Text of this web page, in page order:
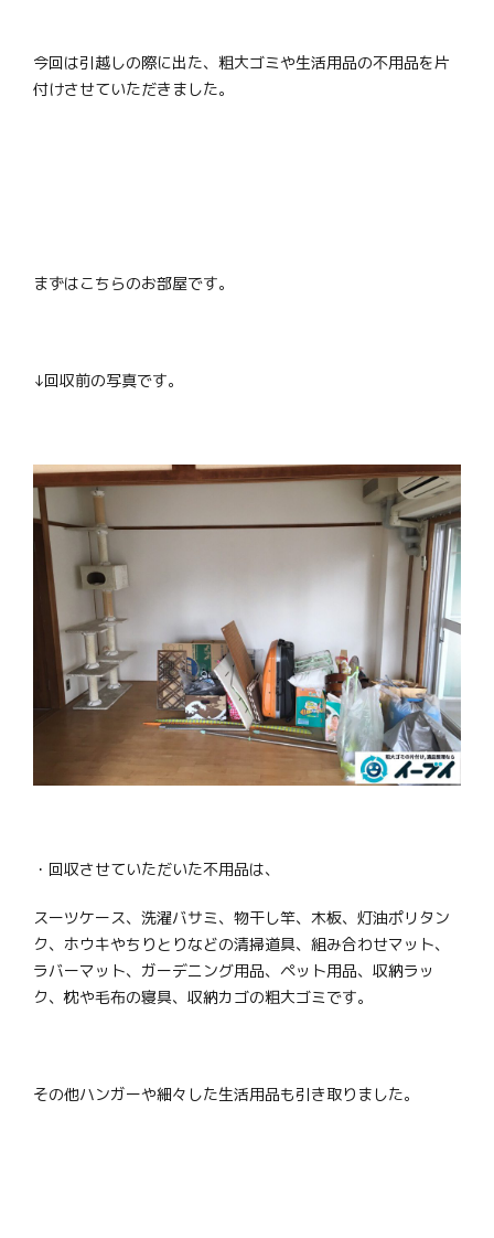
今回は引越しの際に出た、粗大ゴミや生活用品の不用品を片
付けさせていただきました。
まずはこちらのお部屋です。
↓回収前の写真です。
・回収させていただいた不用品は、
スーツケース、洗濯バサミ、物干し竿、木板、灯油ポリタン
ク、ホウキやちりとりなどの清掃道具、組み合わせマット、
ラバーマット、ガーデニング用品、ペット用品、収納ラッ
ク、枕や毛布の寝具、収納カゴの粗大ゴミです。
その他ハンガーや細々した生活用品も引き取りました。